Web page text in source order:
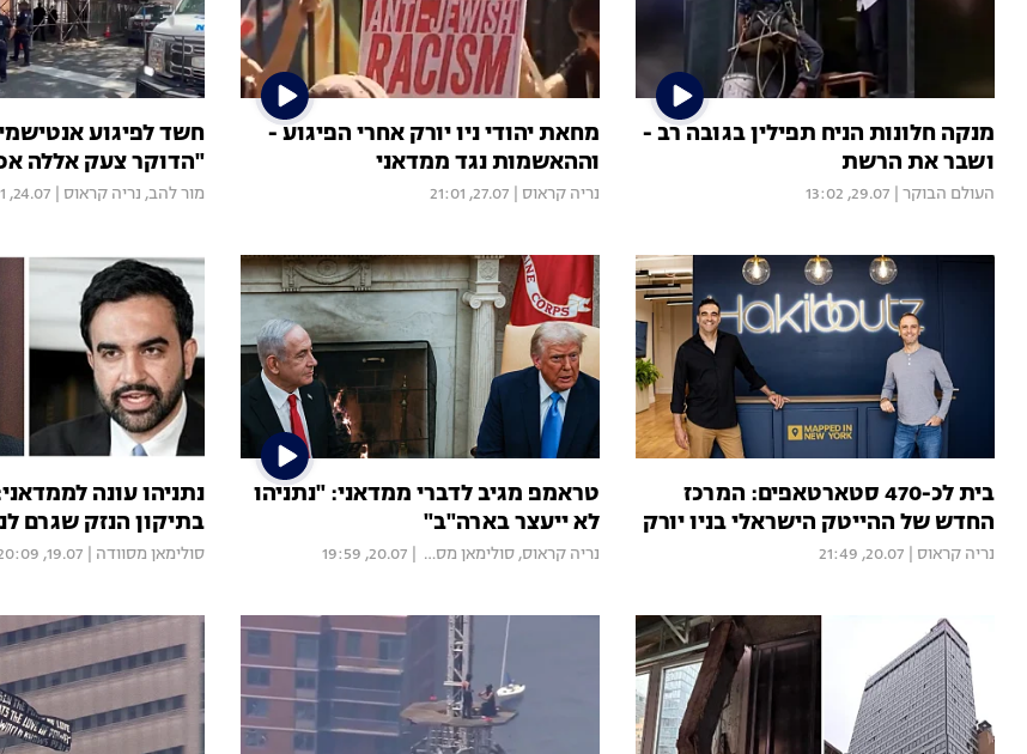
מנקה חלונות הניח תפילין בגובה רב -
ושבר את הרשת
העולם הבוקר 29.07, 13:02
מחאת יהודי ניו יורק אחרי הפיגוע -
וההאשמות נגד ממדאני
נריה קראוס 27.07, 21:01
חשד לפיגוע אנטישמי
"הדוקר צעק אללה
מור להב, נריה קראוס 24.07, 07:11
בית לכ-470 סטארטאפים: המרכז
החדש של ההייטק הישראלי בניו יורק
נריה קראוס 20.07, 21:49
טראמפ מגיב לדברי ממדאני: "נתניהו
לא ייעצר בארה"ב"
נריה קראוס, סולימאן מסוודה 20.07, 19:59
נתניהו עונה
בתיקון הנזק שגרם
סולימאן מסוודה 19.07, 20:09